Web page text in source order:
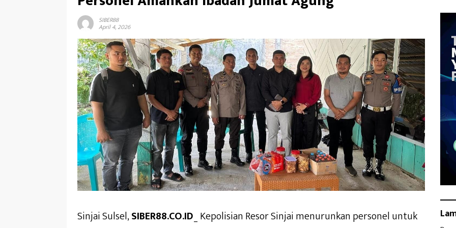
SIBER88
April 4, 2026
Sinjai Sulsel,SIBER88.CO.ID _ Kepolisian Resor Sinjai menurunkan personel untuk